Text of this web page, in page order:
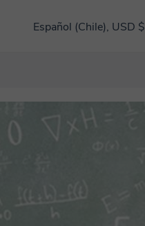
Español (Chile), USD $